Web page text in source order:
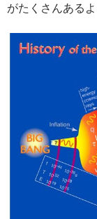
がたくさんあるよ